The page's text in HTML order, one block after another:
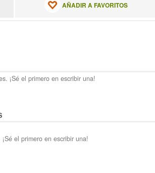
AÑADIR A FAVORITOS
¡Sé el primero en escribir una!
el primero en escribir una!